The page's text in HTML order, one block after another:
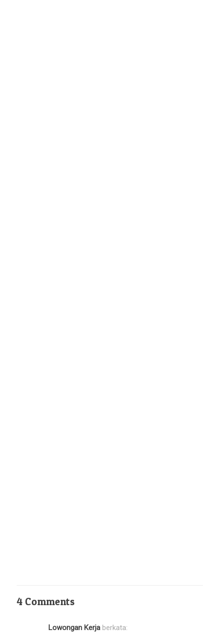
4 Comments
Lowongan Kerja berkata: